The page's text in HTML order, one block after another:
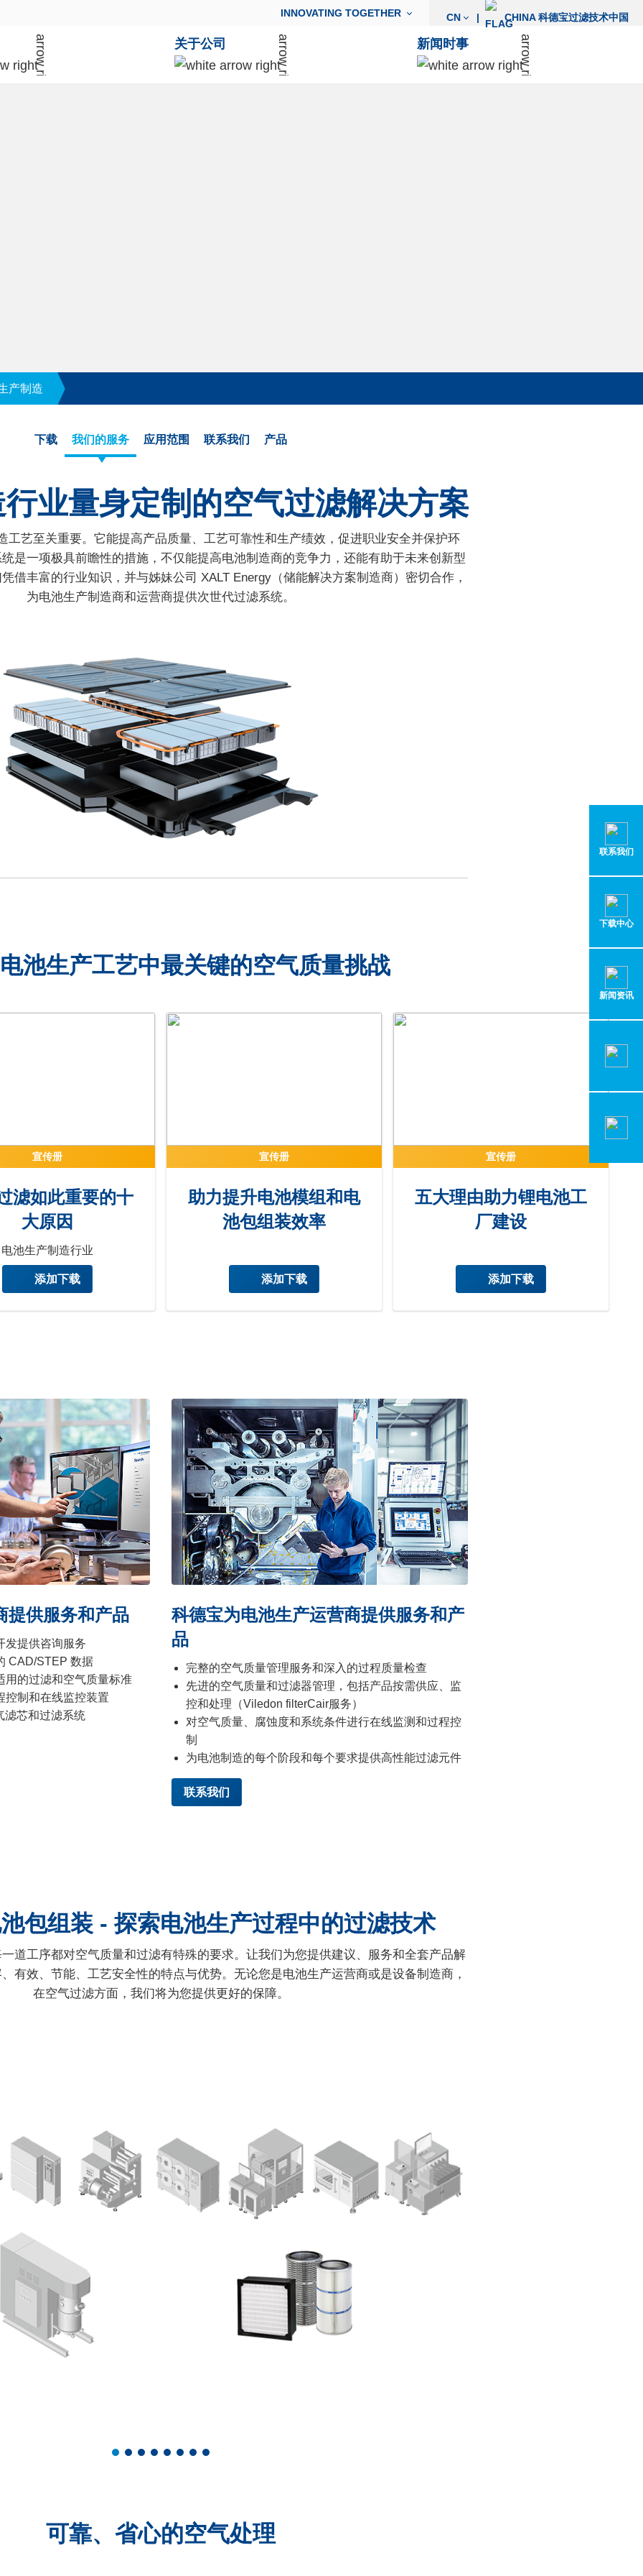
INNOVATING TOGETHER CN | CHINA 科德宝过滤技术中国
关于公司 新闻时事
产制造
下载 我们的服务 应用范围 联系我们 产品
业量身定制的空气过滤解决方案
工艺至关重要。它能提高产品质量、工艺可靠性和生产绩效，促进职业安全并保护环
是一项极具前瞻性的措施，不仅能提高电池制造商的竞争力，还能有助于未来创新型
借丰富的行业知识，并与姊妹公司 XALT Energy（储能解决方案制造商）密切合作，
为电池生产制造商和运营商提供次世代过滤系统。
池生产工艺中最关键的空气质量挑战
宣传册
滤如此重要的十
大原因
电池生产制造行业
添加下载
宣传册
助力提升电池模组和电
池包组装效率
添加下载
宣传册
五大理由助力锂电池工
厂建设
添加下载
提供服务和产品
发提供咨询服务
CAD/STEP 数据
用的过滤和空气质量标准
控制和在线监控装置
滤芯和过滤系统
科德宝为电池生产运营商提供服务和产
品
完整的空气质量管理服务和深入的过程质量检查
先进的空气质量和过滤器管理，包括产品按需供应、监
控和处理（Viledon filterCair服务）
对空气质量、腐蚀度和系统条件进行在线监测和过程控
制
为电池制造的每个阶段和每个要求提供高性能过滤元件
联系我们
包组装 - 探索电池生产过程中的过滤技术
道工序都对空气质量和过滤有特殊的要求。让我们为您提供建议、服务和全套产品解
有效、节能、工艺安全性的特点与优势。无论您是电池生产运营商或是设备制造商，
在空气过滤方面，我们将为您提供更好的保障。
可靠、省心的空气处理
联系我们
下载中心
新闻资讯